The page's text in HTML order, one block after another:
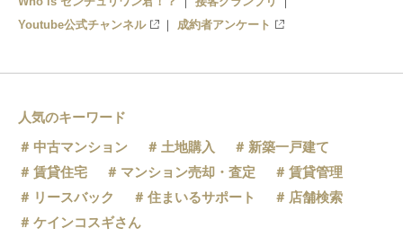
Youtube公式チャンネル
成約者アンケート
人気のキーワード
中古マンション
土地購入
新築一戸建て
賃貸住宅
マンション売却・査定
賃貸管理
リースバック
住まいるサポート
店舗検索
ケインコスギさん